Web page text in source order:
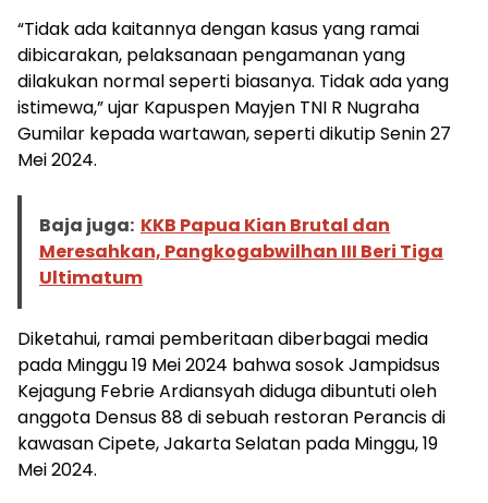
“Tidak ada kaitannya dengan kasus yang ramai
dibicarakan, pelaksanaan pengamanan yang
dilakukan normal seperti biasanya. Tidak ada yang
istimewa,” ujar Kapuspen Mayjen TNI R Nugraha
Gumilar kepada wartawan, seperti dikutip Senin 27
Mei 2024.
Baja juga: KKB Papua Kian Brutal dan
Meresahkan, Pangkogabwilhan III Beri Tiga
Ultimatum
Diketahui, ramai pemberitaan diberbagai media
pada Minggu 19 Mei 2024 bahwa sosok Jampidsus
Kejagung Febrie Ardiansyah diduga dibuntuti oleh
anggota Densus 88 di sebuah restoran Perancis di
kawasan Cipete, Jakarta Selatan pada Minggu, 19
Mei 2024.